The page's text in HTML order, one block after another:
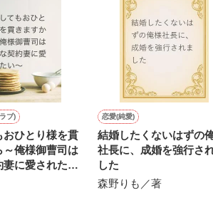
です。
〜良かったら読んで頂けると嬉しいです。
作品を読む
ブ)
おひとり様を貫
～俺様御曹司は
妻に愛されたい
恋愛(純愛)
結婚したくないはずの
社長に、成婚を強行さ
した
森野りも／著